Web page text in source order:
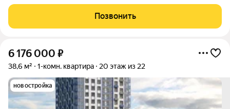
предусмотрены следующие удобства:
Позвонить
6 176 000 ₽
38,6 м² 1-комн. квартира 20 этаж из 22
новостройка